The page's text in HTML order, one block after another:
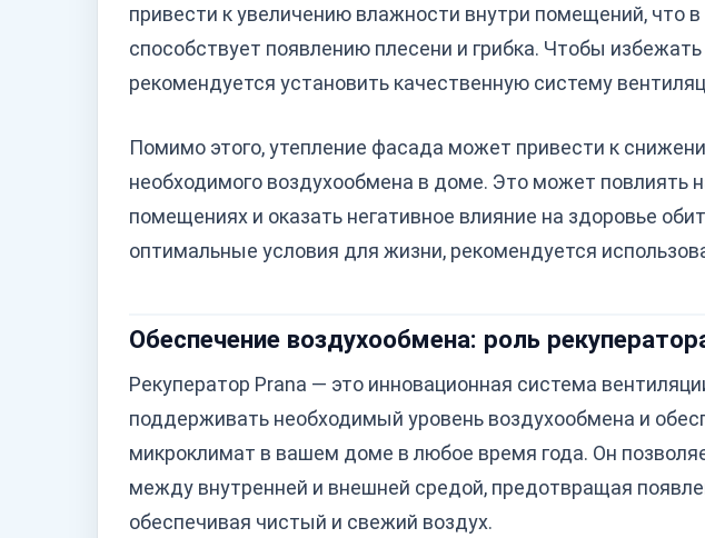
привести к увеличению влажности внутри помещений, что
способствует появлению плесени и грибка. Чтобы
рекомендуется установить качественную систему
Помимо этого, утепление фасада может привести к
необходимого воздухообмена в доме. Это может повлиять
помещениях и оказать негативное влияние на здоровье
оптимальные условия для жизни, рекомендуется
Обеспечение воздухообмена: роль
Рекуператор Prana — это инновационная система
поддерживать необходимый уровень воздухообмена и
микроклимат в вашем доме в любое время года. Он
между внутренней и внешней средой, предотвращая
обеспечивая чистый и свежий воздух.